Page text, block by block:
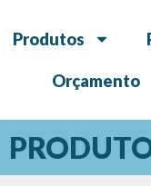
Produtos
Orçamento